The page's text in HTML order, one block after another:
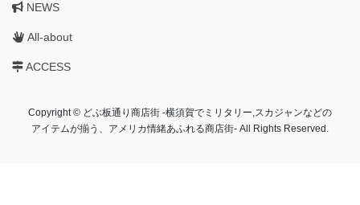
NEWS
All-about
ACCESS
Copyright © どぶ板通り商店街 ‐横須賀でミリタリー,スカジャンなどの
アイテムが揃う、アメリカ情緒あふれる商店街‐ All Rights Reserved.